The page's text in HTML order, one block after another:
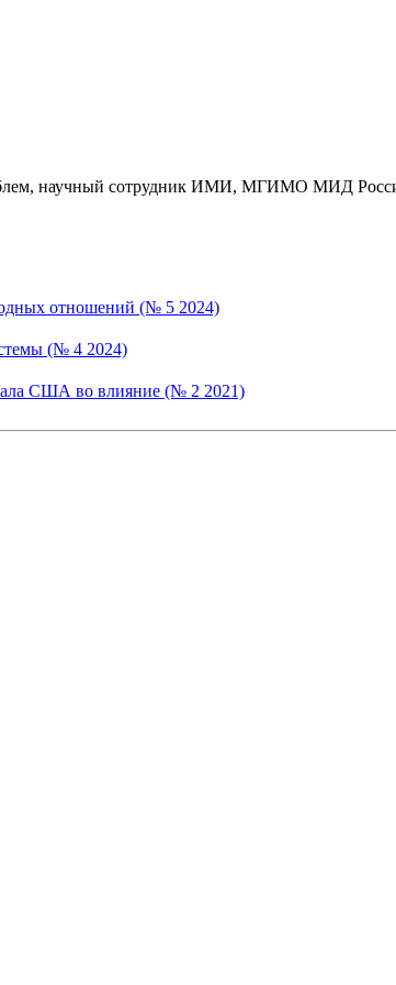
научный сотрудник ИМИ, МГИМО МИД
отношений (№ 5 2024)
(№ 4 2024)
США во влияние (№ 2 2021)